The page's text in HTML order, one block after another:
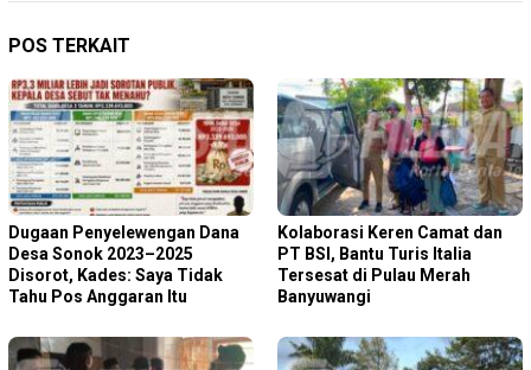
POS TERKAIT
Dugaan Penyelewengan Dana
Desa Sonok 2023–2025
Disorot, Kades: Saya Tidak
Tahu Pos Anggaran Itu
Kolaborasi Keren Camat dan
PT BSI, Bantu Turis Italia
Tersesat di Pulau Merah
Banyuwangi